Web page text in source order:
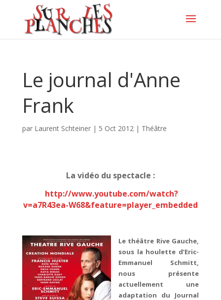
Le journal d'Anne
Frank
par Laurent Schteiner| 5 Oct 2012| Théâtre
La vidéo du spectacle :
http://www.youtube.com/watch?
v=a7R43ea-W68&feature=player_embedded
Le théâtre Rive Gauche,
sous la houlette d’Eric-
Emmanuel Schmitt,
nous présente
actuellement une
adaptation du Journal